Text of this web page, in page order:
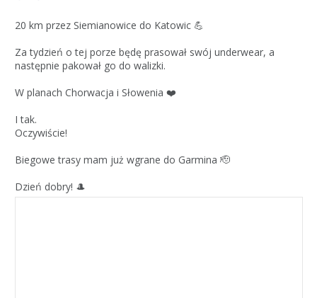
20 km przez Siemianowice do Katowic 💪
Za tydzień o tej porze będę prasował swój underwear, a
następnie pakował go do walizki.
W planach Chorwacja i Słowenia ❤️
I tak.
Oczywiście!
Biegowe trasy mam już wgrane do Garmina 🫡
Dzień dobry! 🎩